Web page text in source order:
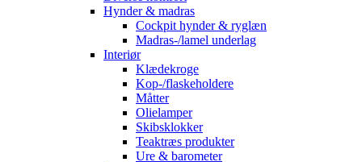
Hynder & madras
Cockpit hynder & ryglæn
Madras-/lamel underlag
Interiør
Klædekroge
Kop-/flaskeholdere
Måtter
Olielamper
Skibsklokker
Teaktræs produkter
Ure & barometer